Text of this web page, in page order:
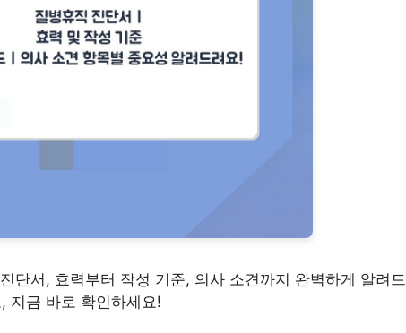
단서, 효력부터 작성 기준, 의사 소견까지 완벽하게 알려드
지금 바로 확인하세요!